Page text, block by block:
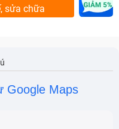
sửa chữa
Google Maps